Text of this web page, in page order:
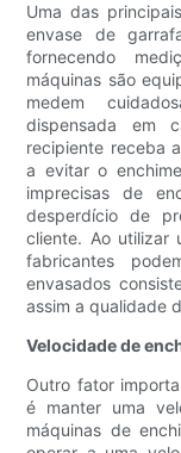
Uma das
envase de
fornecendo
máquinas são
medem
dispensada em
recipiente receba
a evitar o
imprecisas de
desperdício de
cliente. Ao utilizar
fabricantes
envasados
assim a qualidade
Velocidade de
Outro fator
é manter uma
máquinas de